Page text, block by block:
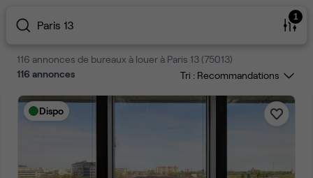
Paris 13
1
116 annonces de bureaux à louer à Paris 13 (75013)
116 annonces Tri :
Dispo